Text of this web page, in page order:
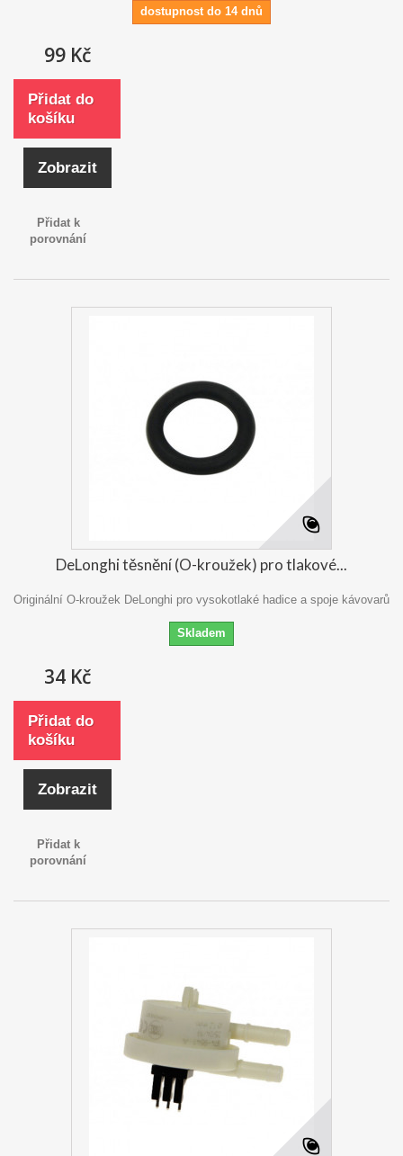
dostupnost do 14 dnů
99 Kč
Přidat do
košíku
Zobrazit
Přidat k
porovnání
DeLonghi těsnění (O-kroužek) pro tlakové...
Originální O-kroužek DeLonghi pro vysokotlaké hadice a spoje kávovarů
Skladem
34 Kč
Přidat do
košíku
Zobrazit
Přidat k
porovnání